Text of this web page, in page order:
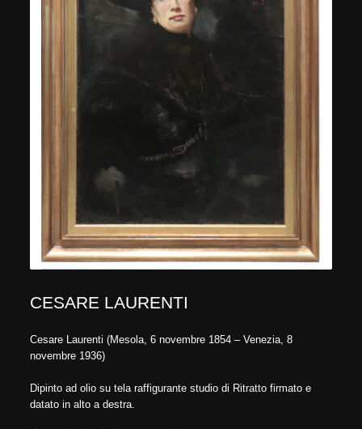
CESARE LAURENTI
Cesare Laurenti (Mesola, 6 novembre 1854 – Venezia, 8
novembre 1936)
Dipinto ad olio su tela raffigurante studio di Ritratto firmato e
datato in alto a destra.